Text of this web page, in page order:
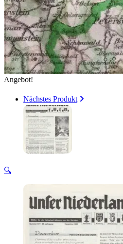
Angebot!
Nächstes Produkt
🔍